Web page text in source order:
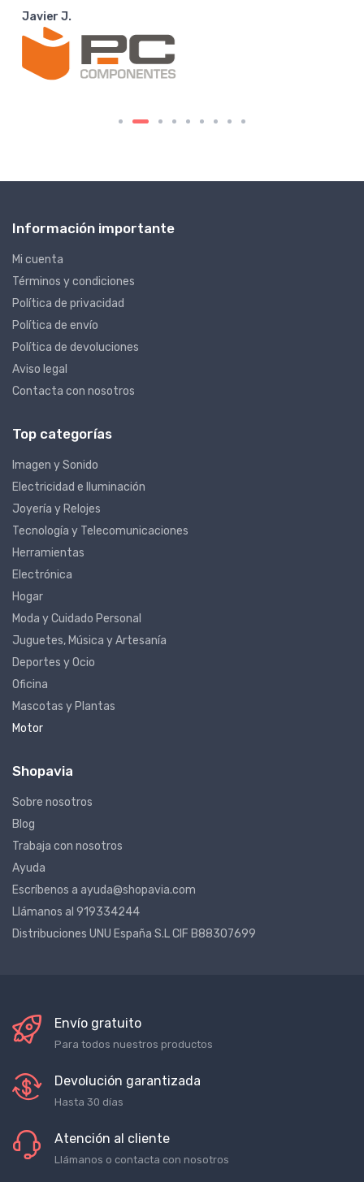
João A.
Información importante
Mi cuenta
Términos y condiciones
Política de privacidad
Política de envío
Política de devoluciones
Aviso legal
Contacta con nosotros
Top categorías
Imagen y Sonido
Electricidad e Iluminación
Joyería y Relojes
Tecnología y Telecomunicaciones
Herramientas
Electrónica
Hogar
Moda y Cuidado Personal
Juguetes, Música y Artesanía
Deportes y Ocio
Oficina
Mascotas y Plantas
Motor
Shopavia
Sobre nosotros
Blog
Trabaja con nosotros
Ayuda
Escríbenos a ayuda@shopavia.com
Llámanos al 919334244
Distribuciones UNU España S.L CIF B88307699
Envío gratuito
Para todos nuestros productos
Devolución garantizada
Hasta 30 días
Atención al cliente
Llámanos o contacta con nosotros